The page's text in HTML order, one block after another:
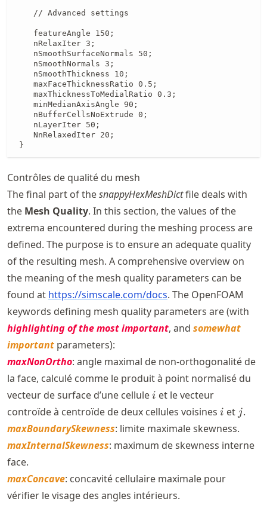
    // Advanced settings
    featureAngle 150;
    nRelaxIter 3;
    nSmoothSurfaceNormals 50;
    nSmoothNormals 3;
    nSmoothThickness 10;
    maxFaceThicknessRatio 0.5;
    maxThicknessToMedialRatio 0.3;
    minMedianAxisAngle 90;
    nBufferCellsNoExtrude 0;
    nLayerIter 50;
    NnRelaxedIter 20;
}
Contrôles de qualité du mesh
The final part of thesnappyHexMeshDictfile deals with
the Mesh Quality. In this section, the values of the
extrema encountered during the meshing process are
defined. The purpose is to ensure an adequate quality
of the resulting mesh. A comprehensive overview on
the meaning of the mesh quality parameters can be
found at https://simscale.com/docs. The OpenFOAM
keywords defining mesh quality parameters are (with
highlighting of the most important, and somewhat
important parameters):
maxNonOrtho: angle maximal de non-orthogonalité de
la face, calculé comme le produit à point normalisé du
vecteur de surface d’une cellulei
i et le vecteur
controïde à centroïde de deux cellules voisines i
i et jj.
maxBoundarySkewness: limite maximale skewness.
maxInternalSkewness: maximum de skewness interne
face.
maxConcave: concavité cellulaire maximale pour
vérifier le visage des angles intérieurs.